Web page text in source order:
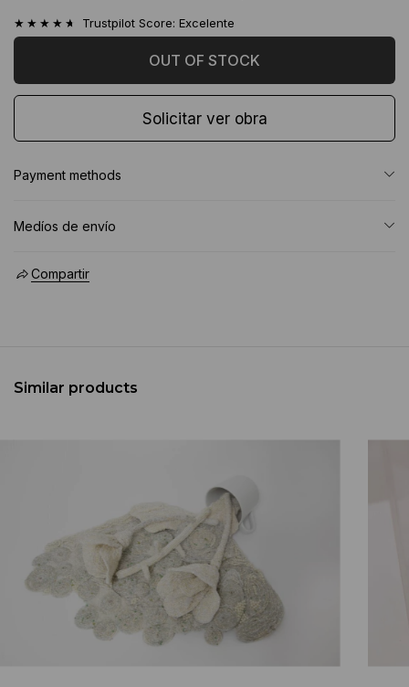
★★★★★ Trustpilot Score: Excelente
Solicitar ver obra
Payment methods
Medíos de envío
Compartir
Similar products